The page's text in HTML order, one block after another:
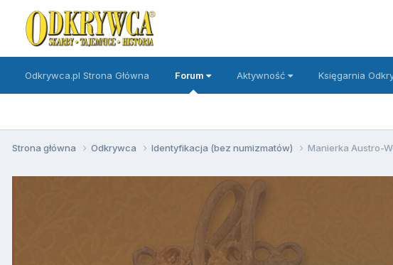
Odkrywca.pl Strona Główna Forum Aktywność Księgarnia
Strona główna Odkrywca Identyfikacja (bez numizmatów) Manierka Austro-